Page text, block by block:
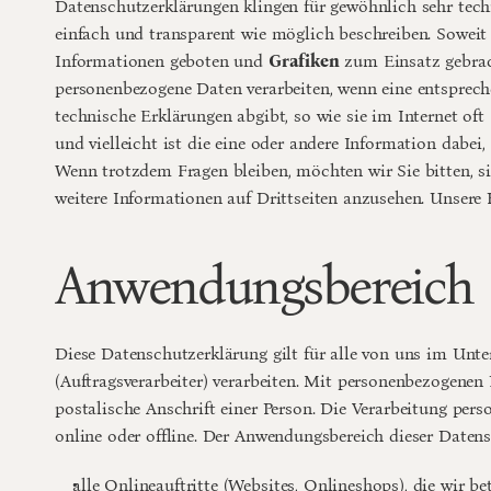
Datenschutzerklärungen klingen für gewöhnlich sehr
einfach und transparent wie möglich beschreiben.
Informationen geboten und Grafiken zum Einsatz
personenbezogene Daten verarbeiten, wenn eine
technische Erklärungen abgibt, so wie sie im Internet
und vielleicht ist die eine oder andere Information
Wenn trotzdem Fragen bleiben, möchten wir Sie bitten,
weitere Informationen auf Drittseiten anzusehen.
Anwendungsbereich
Diese Datenschutzerklärung gilt für alle von uns im
(Auftragsverarbeiter) verarbeiten. Mit
postalische Anschrift einer Person. Die Verarbeitung
online oder offline. Der Anwendungsbereich dieser
alle Onlineauftritte (Websites, Onlineshops), die wir